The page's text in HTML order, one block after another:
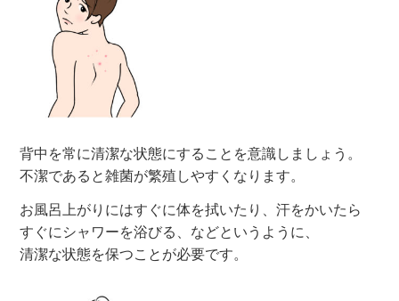
背中を常に清潔な状態にすることを意識しましょう。
不潔であると雑菌が繁殖しやすくなります。
お風呂上がりにはすぐに体を拭いたり、汗をかいたら
すぐにシャワーを浴びる、などというように、
清潔な状態を保つことが必要です。